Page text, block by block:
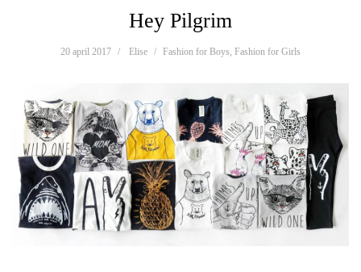
Hey Pilgrim
20 april 2017 Elise Fashion for Boys, Fashion for Girls